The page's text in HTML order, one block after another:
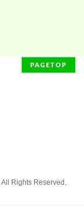
PAGETOP
All Rights Reserved.